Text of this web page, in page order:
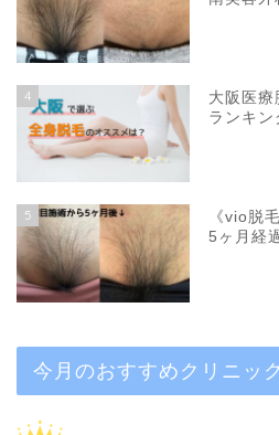
4
大阪医療
ランキン
5
《vio脱
5ヶ月経
今月のおすすめクリニック